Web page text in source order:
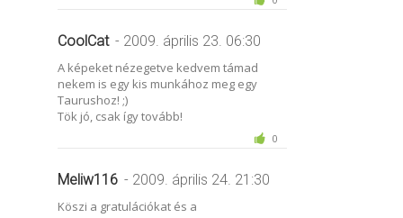
CoolCat - 2009. április 23. 06:30
A képeket nézegetve kedvem támad
nekem is egy kis munkához meg egy
Taurushoz! ;)
Tök jó, csak így tovább!
0
Meliw116 - 2009. április 24. 21:30
Köszi a gratulációkat és a